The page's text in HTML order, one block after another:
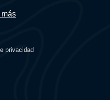
más
privacidad